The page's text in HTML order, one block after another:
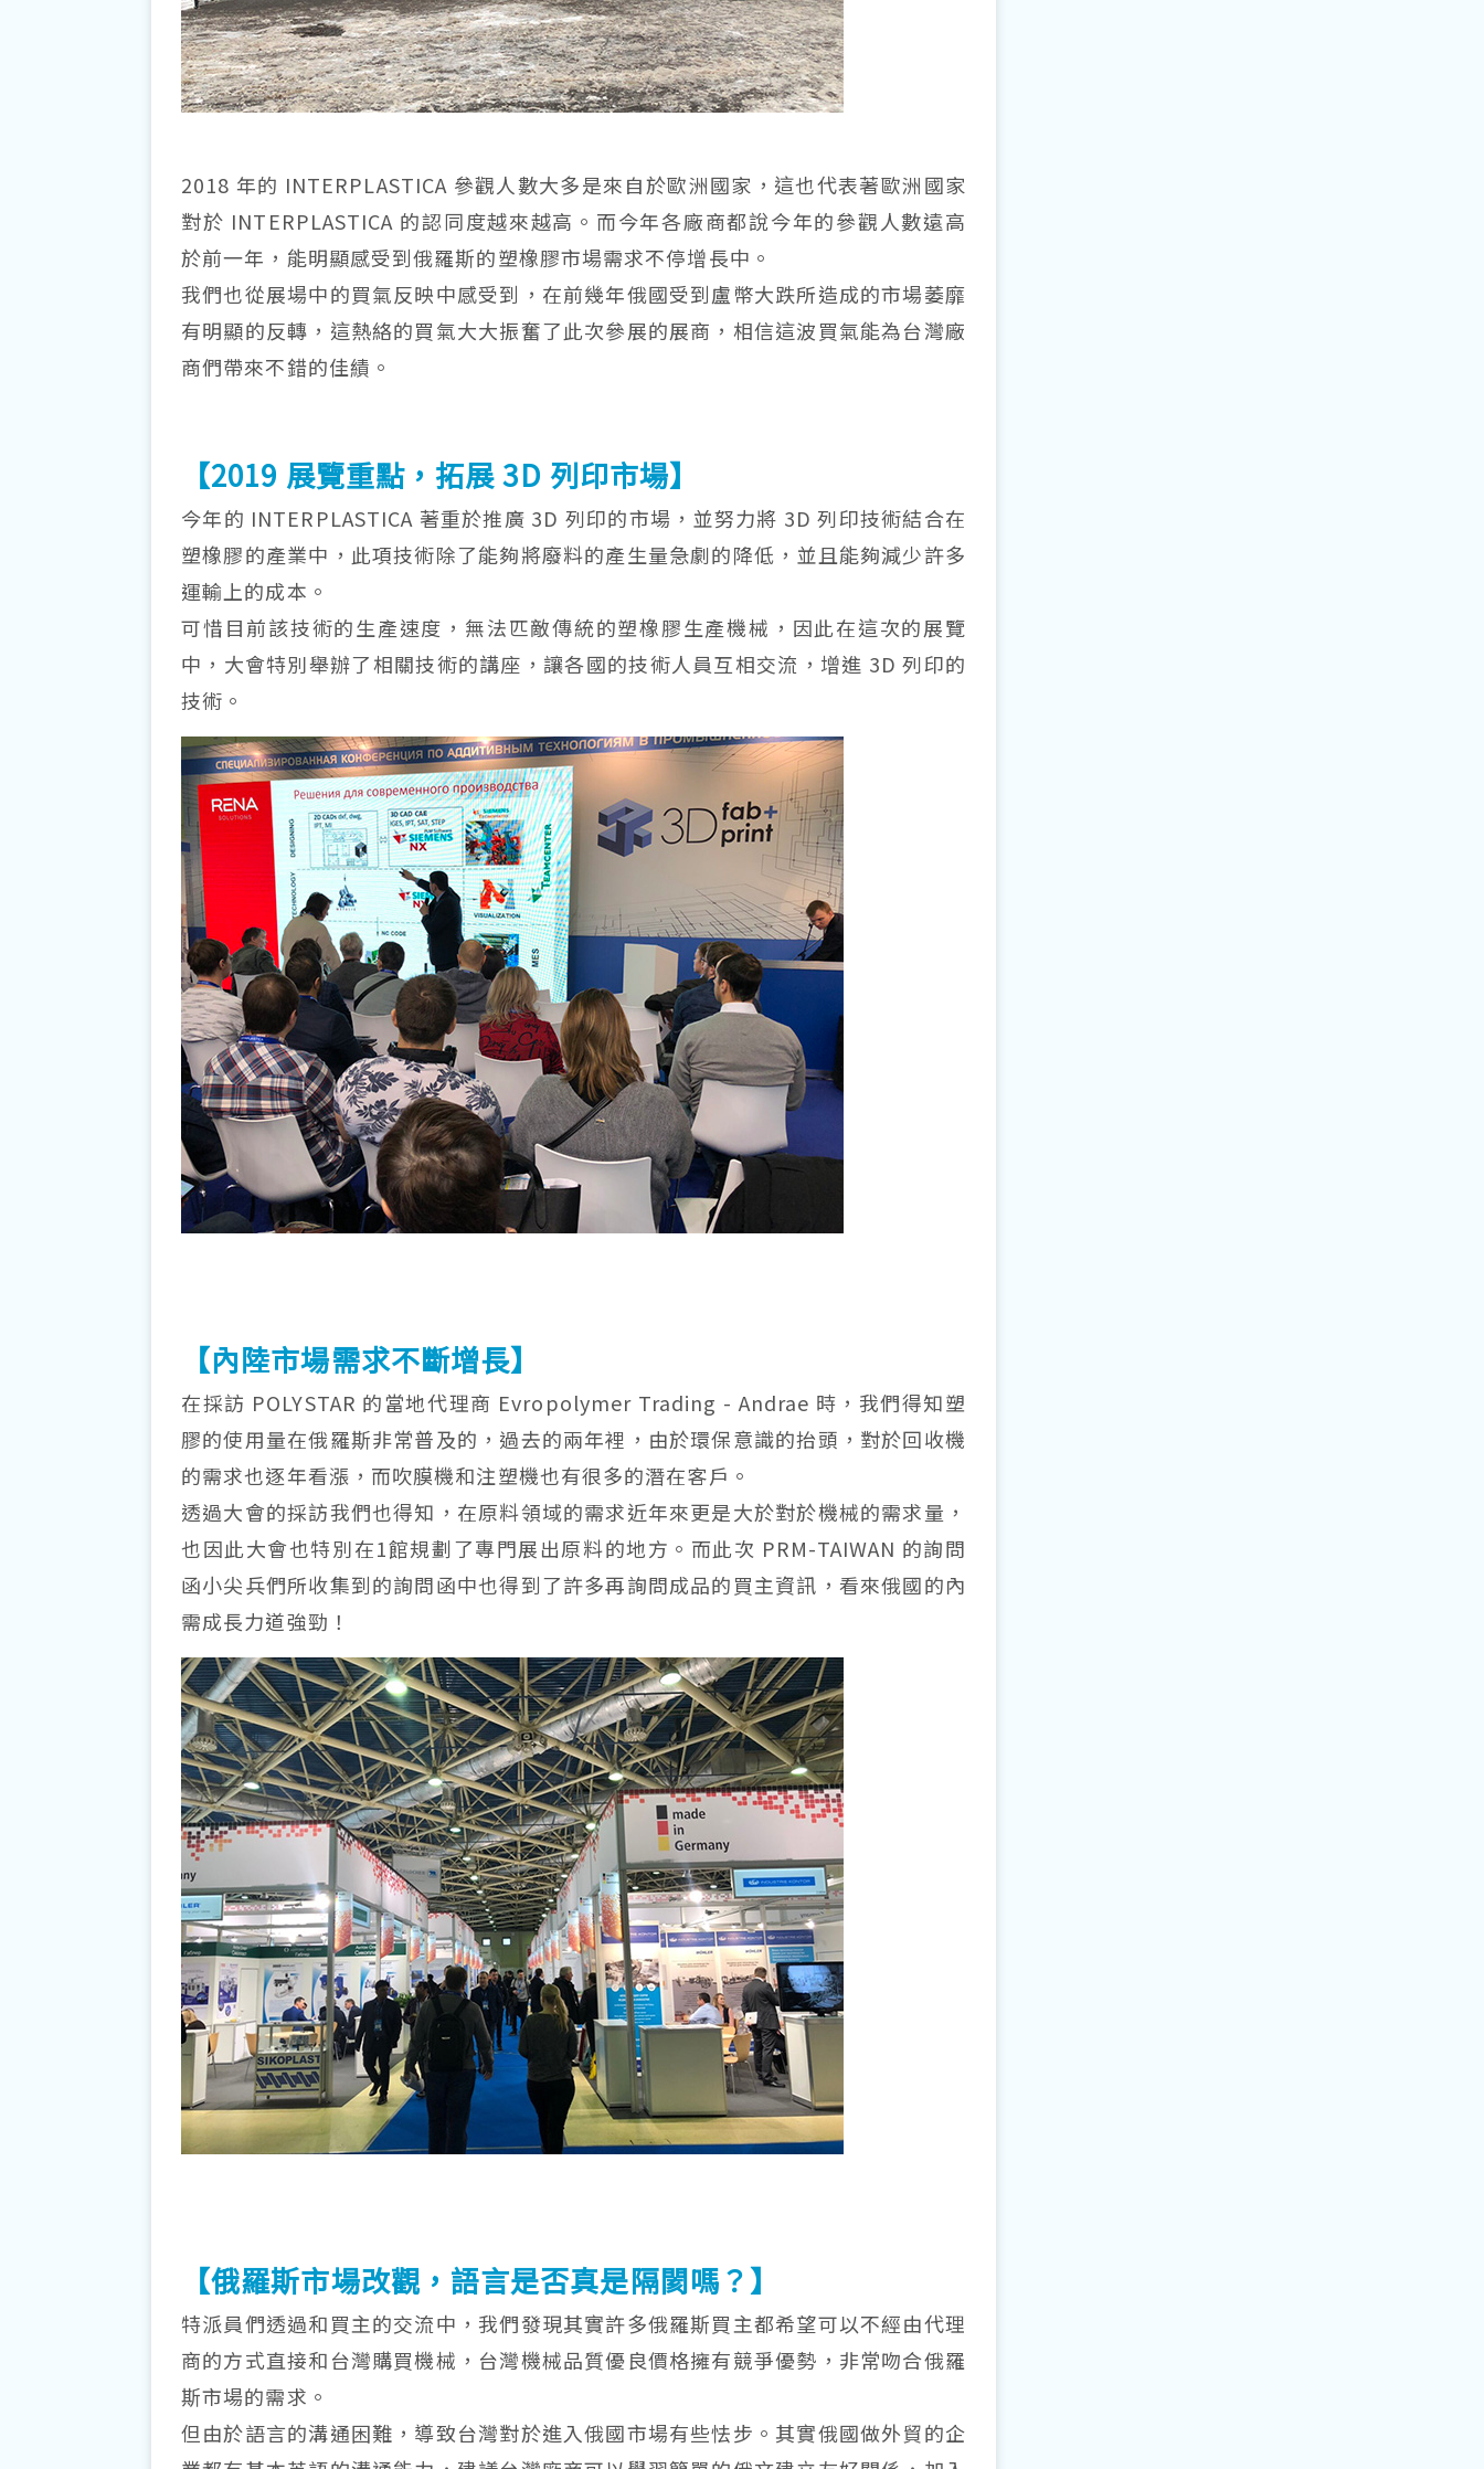
2018 年的 INTERPLASTICA 參觀人數大多是來自於歐洲國家，這也代表著歐洲國家
對於 INTERPLASTICA 的認同度越來越高。而今年各廠商都說今年的參觀人數遠高
於前一年，能明顯感受到俄羅斯的塑橡膠市場需求不停增長中。
我們也從展場中的買氣反映中感受到，在前幾年俄國受到盧幣大跌所造成的市場萎靡
有明顯的反轉，這熱絡的買氣大大振奮了此次參展的展商，相信這波買氣能為台灣廠
商們帶來不錯的佳績。
【2019 展覽重點，拓展 3D 列印市場】
今年的 INTERPLASTICA 著重於推廣 3D 列印的市場，並努力將 3D 列印技術結合在
塑橡膠的產業中，此項技術除了能夠將廢料的產生量急劇的降低，並且能夠減少許多
運輸上的成本。
可惜目前該技術的生產速度，無法匹敵傳統的塑橡膠生產機械，因此在這次的展覽
中，大會特別舉辦了相關技術的講座，讓各國的技術人員互相交流，增進 3D 列印的
技術。
【內陸市場需求不斷增長】
在採訪 POLYSTAR 的當地代理商 Evropolymer Trading - Andrae 時，我們得知塑
膠的使用量在俄羅斯非常普及的，過去的兩年裡，由於環保意識的抬頭，對於回收機
的需求也逐年看漲，而吹膜機和注塑機也有很多的潛在客戶。
透過大會的採訪我們也得知，在原料領域的需求近年來更是大於對於機械的需求量，
也因此大會也特別在1館規劃了專門展出原料的地方。而此次 PRM-TAIWAN 的詢問
函小尖兵們所收集到的詢問函中也得到了許多再詢問成品的買主資訊，看來俄國的內
需成長力道強勁！
【俄羅斯市場改觀，語言是否真是隔閡嗎？】
特派員們透過和買主的交流中，我們發現其實許多俄羅斯買主都希望可以不經由代理
商的方式直接和台灣購買機械，台灣機械品質優良價格擁有競爭優勢，非常吻合俄羅
斯市場的需求。
但由於語言的溝通困難，導致台灣對於進入俄國市場有些怯步。其實俄國做外貿的企